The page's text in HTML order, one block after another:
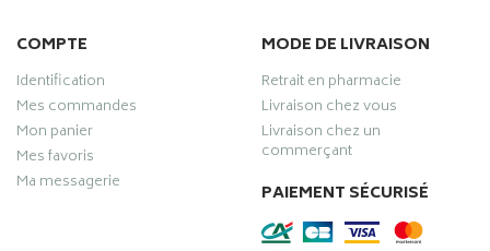
COMPTE
Identification
Mes commandes
Mon panier
Mes favoris
Ma messagerie
MODE DE LIVRAISON
Retrait en pharmacie
Livraison chez vous
Livraison chez un
commerçant
PAIEMENT SÉCURISÉ